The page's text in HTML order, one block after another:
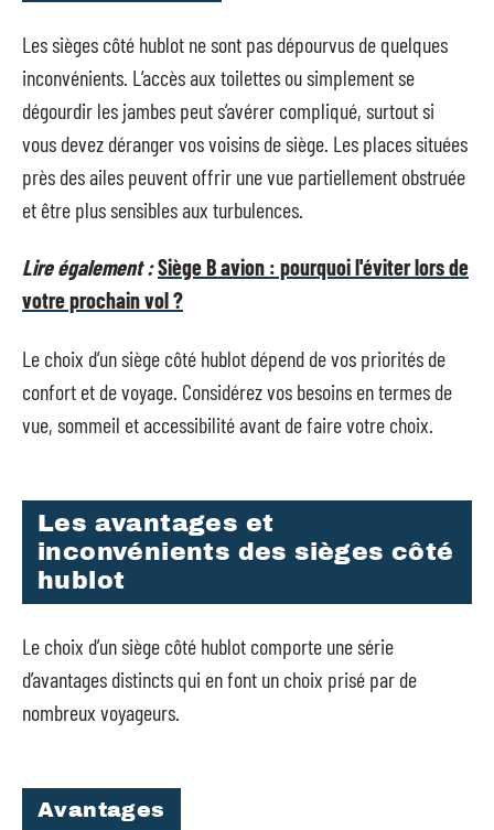
Les sièges côté hublot ne sont pas dépourvus de quelques
inconvénients. L’accès aux toilettes ou simplement se
dégourdir les jambes peut s’avérer compliqué, surtout si
vous devez déranger vos voisins de siège. Les places situées
près des ailes peuvent offrir une vue partiellement obstruée
et être plus sensibles aux turbulences.
Lire également :Siège B avion : pourquoi l'éviter lors de
votre prochain vol ?
Le choix d’un siège côté hublot dépend de vos priorités de
confort et de voyage. Considérez vos besoins en termes de
vue, sommeil et accessibilité avant de faire votre choix.
Les avantages et
inconvénients des sièges côté
hublot
Le choix d’un siège côté hublot comporte une série
d’avantages distincts qui en font un choix prisé par de
nombreux voyageurs.
Avantages